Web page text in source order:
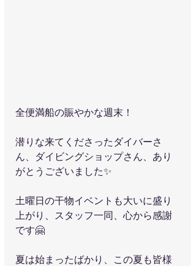
全便満船の賑やかな週末！
潜りな来てくださったダイバーさ
ん、ダイビングショップさん、あり
がとうございました✨
土曜日の干物イベントも大いに盛り
上がり、スタッフ一同、心から感謝
です🤗
夏は始まったばかり、この夏も皆様